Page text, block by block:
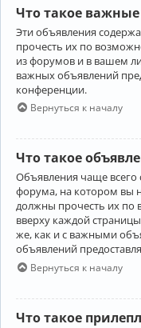
Что такое
Эти объявления
прочесть их по
из форумов и в вашем
важных объявлений
конференции.
Вернуться к началу
Что такое
Объявления чаще
форума, на котором вы
должны прочесть их по
вверху каждой
же, как и с важными
объявлений
Вернуться к началу
Что такое